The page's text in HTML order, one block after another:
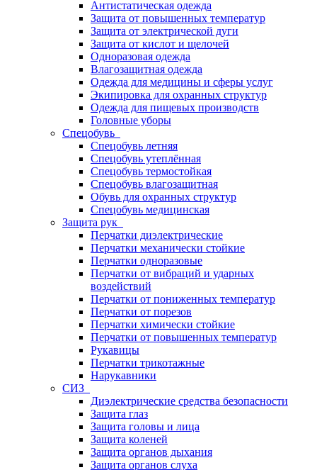
Антистатическая одежда
Защита от повышенных температур
Защита от электрической дуги
Защита от кислот и щелочей
Одноразовая одежда
Влагозащитная одежда
Одежда для медицины и сферы услуг
Экипировка для охранных структур
Одежда для пищевых производств
Головные уборы
Спецобувь
Спецобувь летняя
Спецобувь утеплённая
Спецобувь термостойкая
Спецобувь влагозащитная
Обувь для охранных структур
Спецобувь медицинская
Защита рук
Перчатки диэлектрические
Перчатки механически стойкие
Перчатки одноразовые
Перчатки от вибраций и ударных
воздействий
Перчатки от пониженных температур
Перчатки от порезов
Перчатки химически стойкие
Перчатки от повышенных температур
Рукавицы
Перчатки трикотажные
Нарукавники
СИЗ
Диэлектрические средства безопасности
Защита глаз
Защита головы и лица
Защита коленей
Защита органов дыхания
Защита органов слуха